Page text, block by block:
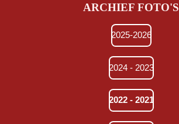
ARCHIEF FOTO'S
2025-2026
2024 - 2023
2022 - 2021